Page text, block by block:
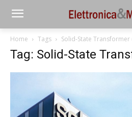
Home Tags Solid-State Transformer
Tag: Solid-State